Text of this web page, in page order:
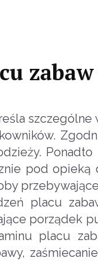
zabaw
pod
placu
porządek
placu